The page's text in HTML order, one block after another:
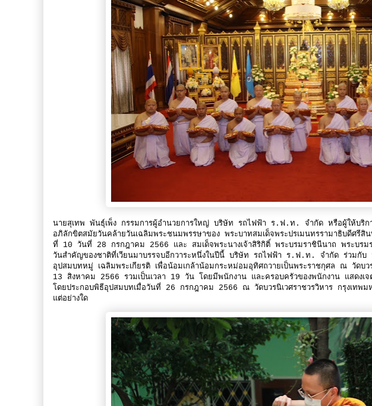
นายสุเทพ พันธุ์เพ็ง กรรมการผู้อำนวยการใหญ่ บริษัท รถไฟฟ้า ร.ฟ.ท. จำกัด หรือผู้ให้บริการ
อภิลักขิตสมัยวันคล้ายวันเฉลิมพระชนมพรรษาของ พระบาทสมเด็จพระปรเมนทรรามาธิบดีศรี
ที่ 10 วันที่ 28 กรกฎาคม 2566 และ สมเด็จพระนางเจ้าสิริกิติ์ พระบรมราชินีนาถ พระบ
วันสำคัญของชาติที่เวียนมาบรรจบอีกวาระหนึ่งในปีนี้ บริษัท รถไฟฟ้า ร.ฟ.ท. จำกัด ร่วมกับ วั
อุปสมบทหมู่ เฉลิมพระเกียรติ เพื่อน้อมเกล้าน้อมกระหม่อมอุทิศถวายเป็นพระราชกุศล ณ วัดบ
13 สิงหาคม 2566 รวมเป็นเวลา 19 วัน โดยมีพนักงาน และครอบครัวของพนักงาน แสดงเ
โดยประกอบพิธีอุปสมบทเมื่อวันที่ 26 กรกฎาคม 2566 ณ วัดบวรนิเวศราชวรวิหาร กรุงเทพม
แต่อย่างใด